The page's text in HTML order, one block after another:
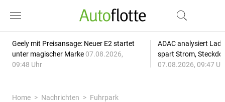
Geely mit Preisansage: Neuer E2 startet
unter magischer Marke 07.08.2026,
09:48 Uhr
ADAC analysiert
spart Strom,
07.08.2026, 09:47
Home Nachrichten
Fuhrpark